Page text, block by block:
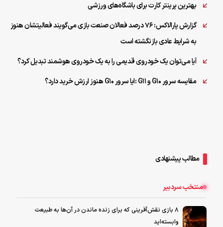
بهترین پرینتر کارت برای باشگاه‌های ورزشی
گزارش پارالاکس: ۷۶ درصد فعالان صنعت بازی می‌گویند فعالیتشان هنوز
به شرایط عادی بازنگشته است
آیا می‌توان یک خودروی قدیمی را به یک خودروی هوشمند تبدیل کرد؟
مقایسه سرور G10 و G11 :ایا سرور G10 هنوز ارزش خرید دارد؟
مطالب پیشنهادی
منتخب سردبیر
۸ بازی نقش‌آفرینی که برای زنده ماندن در آن‌ها به طبیعت
وابسته‌اید